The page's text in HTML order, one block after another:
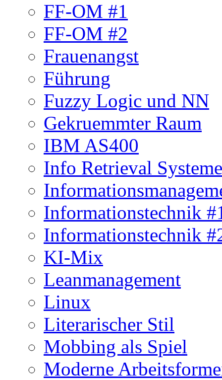
FF-OM #1
FF-OM #2
Frauenangst
Führung
Fuzzy Logic und NN
Gekruemmter Raum
IBM AS400
Info Retrieval Systeme
Informationstechnik
Informationstechnik
KI-Mix
Leanmanagement
Linux
Literarischer Stil
Mobbing als Spiel
Moderne